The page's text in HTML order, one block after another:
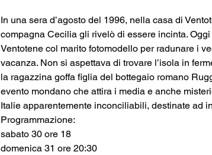
In una sera d’agosto del 1996, nella casa di
compagna Cecilia gli rivelò di essere incinta.
Ventotene col marito fotomodello per radunare i
vacanza. Non si aspettava di trovare l’isola in
la ragazzina goffa figlia del bottegaio romano
evento mondano che attira i media e anche
Italie apparentemente inconciliabili, destinate ad
Programmazione:
sabato 30 ore 18
domenica 31 ore 20:30